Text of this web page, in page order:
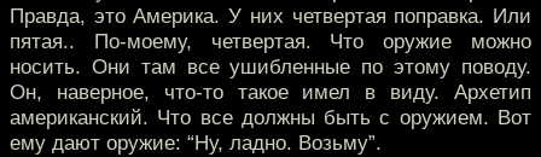
Правда, это Америка. У них четвертая поправка. Или
пятая.. По-моему, четвертая. Что оружие можно
носить. Они там все ушибленные по этому поводу.
Он, наверное, что-то такое имел в виду. Архетип
американский. Что все должны быть с оружием. Вот
ему дают оружие: “Ну, ладно. Возьму”.